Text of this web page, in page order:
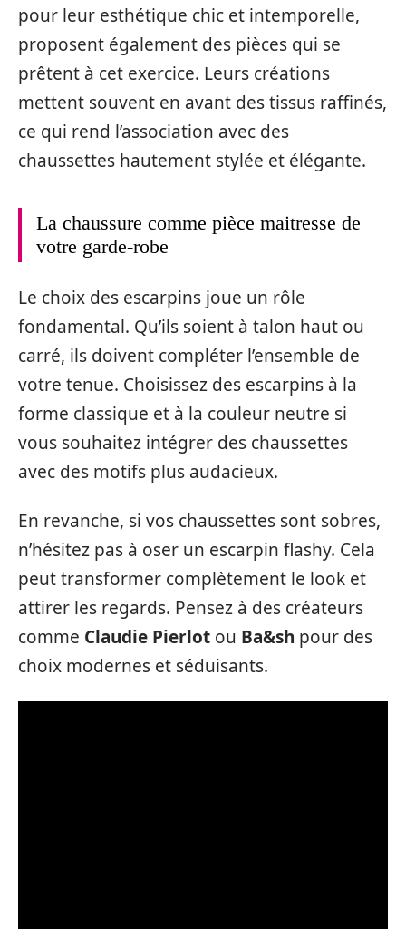
pour leur esthétique chic et intemporelle,
proposent également des pièces qui se
prêtent à cet exercice. Leurs créations
mettent souvent en avant des tissus raffinés,
ce qui rend l’association avec des
chaussettes hautement stylée et élégante.
La chaussure comme pièce maitresse de
votre garde-robe
Le choix des escarpins joue un rôle
fondamental. Qu’ils soient à talon haut ou
carré, ils doivent compléter l’ensemble de
votre tenue. Choisissez des escarpins à la
forme classique et à la couleur neutre si
vous souhaitez intégrer des chaussettes
avec des motifs plus audacieux.
En revanche, si vos chaussettes sont sobres,
n’hésitez pas à oser un escarpin flashy. Cela
peut transformer complètement le look et
attirer les regards. Pensez à des créateurs
comme Claudie Pierlot ou Ba&sh pour des
choix modernes et séduisants.